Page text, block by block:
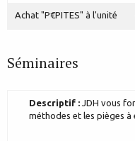
Achat "P€PITES" à l'unité
Séminaires
Descriptif : JDH vous
méthodes et les pièges à